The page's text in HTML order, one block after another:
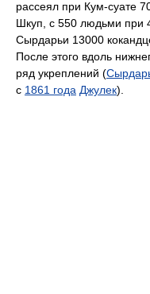
рассеял при Кум-суате
Шкуп, с 550 людьми при
Сырдарьи 13000
После этого вдоль
ряд укреплений (
с 1861 года Джулек).